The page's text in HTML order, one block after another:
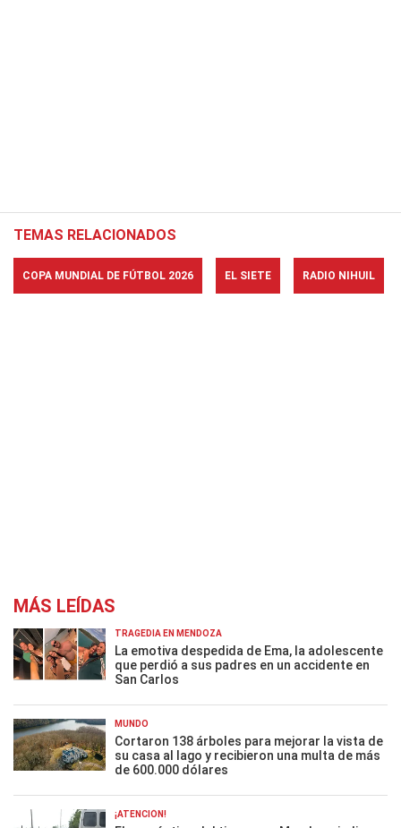
TEMAS RELACIONADOS
COPA MUNDIAL DE FÚTBOL 2026 EL SIETE RADIO NIHUIL
MÁS LEÍDAS
TRAGEDIA EN MENDOZA
La emotiva despedida de Ema, la adolescente
que perdió a sus padres en un accidente en
San Carlos
MUNDO
Cortaron 138 árboles para mejorar la vista de
su casa al lago y recibieron una multa de más
de 600.000 dólares
¡ATENCIÓN!